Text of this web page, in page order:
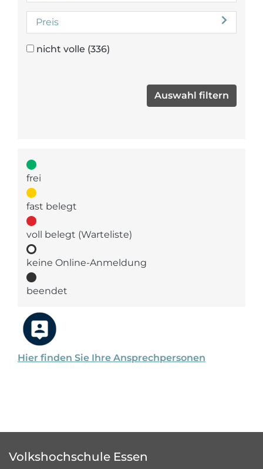
Hier finden Sie Ihre Ansprechpersonen
Preis
nicht volle (336)
frei
fast belegt
voll belegt (Warteliste)
keine Online-Anmeldung
beendet
Volkshochschule Essen